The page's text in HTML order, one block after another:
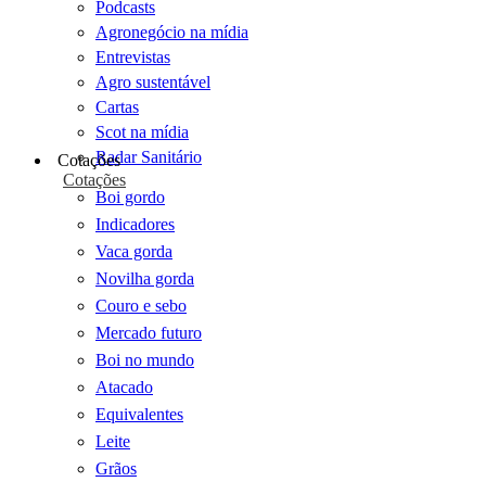
Podcasts
Agronegócio na mídia
Entrevistas
Agro sustentável
Cartas
Scot na mídia
Radar Sanitário
Cotações
Cotações
Boi gordo
Indicadores
Vaca gorda
Novilha gorda
Couro e sebo
Mercado futuro
Boi no mundo
Atacado
Equivalentes
Leite
Grãos